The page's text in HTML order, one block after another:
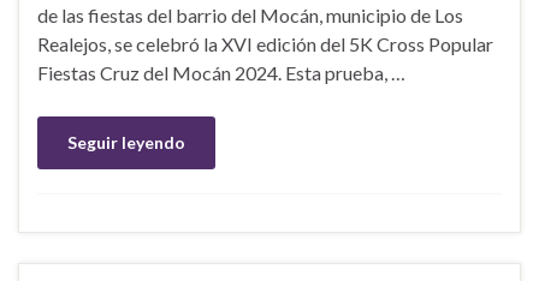
de las fiestas del barrio del Mocán, municipio de Los
Realejos, se celebró la XVI edición del 5K Cross Popular
Fiestas Cruz del Mocán 2024. Esta prueba, …
Seguir leyendo